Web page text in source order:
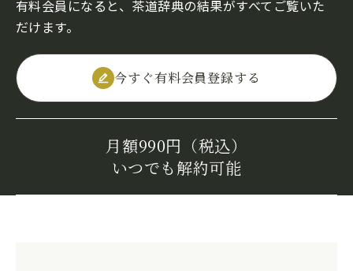
有料会員になると、茶道辞典の結果がすべてご覧いた
だけます。
今すぐ有料会員登録する
月額990円（税込）
いつでも解約可能